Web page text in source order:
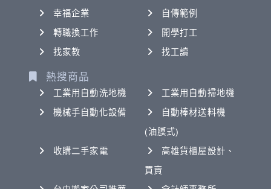
幸福企業
自傳範例
轉職換工作
開學打工
找家教
找工讀
熱搜商品
工業用自動洗地機
工業用自動掃地機
機械手自動化設備
自動棒材送料機
(油膜式)
收購二手家電
高雄貨櫃屋設計、
買賣